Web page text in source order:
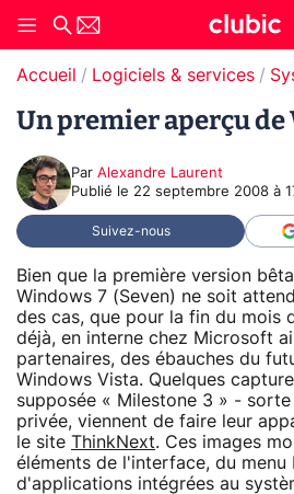
Accueil Logiciels & services
Un premier aperçu de
Par Alexandre Laurent
Publié le 22 septembre 2008 à
Suivez-nous
Bien que la première version
Windows 7 (Seven) ne soit
des cas, que pour la fin du mois
déjà, en interne chez Microsoft
partenaires, des ébauches du
Windows Vista. Quelques
supposée « Milestone 3 » -
privée, viennent de faire leur
le site ThinkNext. Ces images
éléments de l'interface, du menu
d'applications intégrées au